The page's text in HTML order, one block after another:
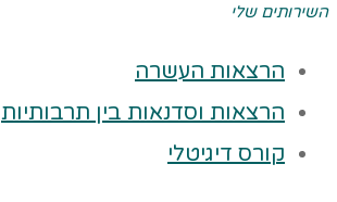
השירותים שלי
הרצאות העשרה
הרצאות וסדנאות בין תרבותיות
קורס דיגיטלי